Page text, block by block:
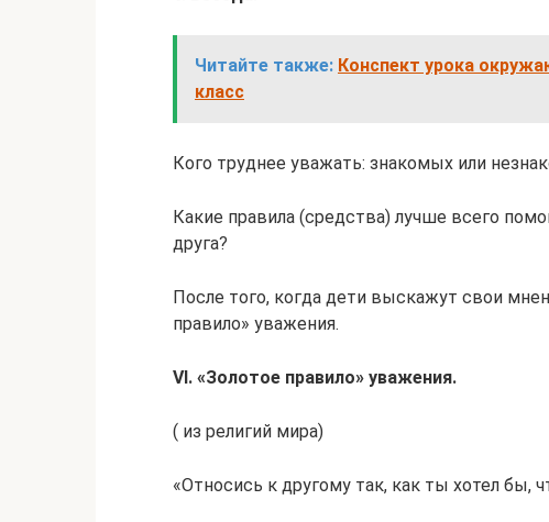
Читайте также: Конспект урока
класс
Кого труднее уважать: знакомых или
Какие правила (средства) лучше всего
друга?
После того, когда дети выскажут свои
правило» уважения.
VI. «Золотое правило» уважения.
( из религий мира)
«Относись к другому так, как ты хотел бы,